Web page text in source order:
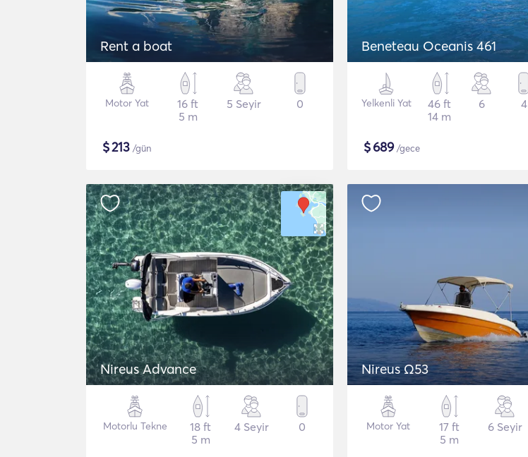
Rent a boat
Motor Yat
16 ft
5 m
5 Seyir 0
$213 /gün
Beneteau Oceanis 461
Yelkenli Yat
46 ft
14 m
6 4
$689/gece
Nireus Advance
Motorlu Tekne
18 ft
5 m
4 Seyir 0
Nireus Ω53
Motor Yat
17 ft
5 m
6 Seyir